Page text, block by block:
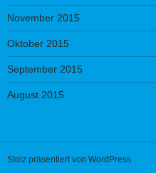
November 2015
Oktober 2015
September 2015
August 2015
Stolz präsentiert von WordPress